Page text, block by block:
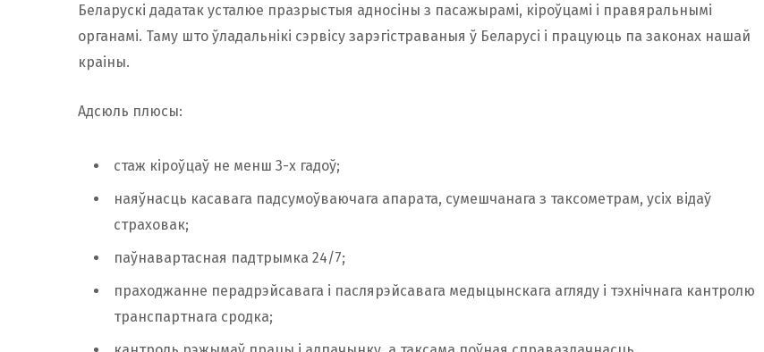
Беларускі дадатак усталюе празрыстыя адносіны з пасажырамі, кіроўцамі і правяральнымі
органамі. Таму што ўладальнікі сэрвісу зарэгістраваныя ў Беларусі і працуюць па законах нашай
краіны.
Адсюль плюсы:
стаж кіроўцаў не менш 3-х гадоў;
наяўнасць касавага падсумоўваючага апарата, сумешчанага з таксометрам, усіх відаў
страховак;
паўнавартасная падтрымка 24/7;
праходжанне перадрэйсавага і паслярэйсавага медыцынскага агляду і тэхнічнага кантролю
транспартнага сродка;